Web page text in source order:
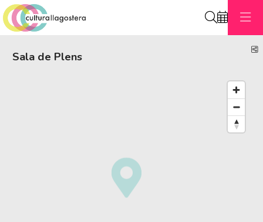
Sala de Plens